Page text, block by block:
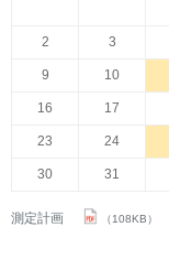
2 3
9 10
16 17
23 24
30 31
測定計画 （108KB）